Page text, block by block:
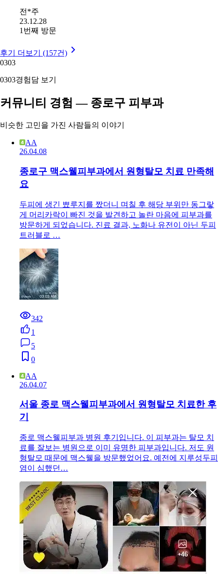
전*주
23.12.28
1번째 방문
후기 더보기 (157건)
0303
0303경험담 보기
커뮤니티 경험 — 종로구 피부과
비슷한 고민을 가진 사람들의 이야기
AA
26.04.08
종로구 맥스웰피부과에서 원형탈모 치료 만족해
요
두피에 생긴 뾰루지를 짰더니 며칠 후 해당 부위만 동그랗
게 머리카락이 빠진 것을 발견하고 놀란 마음에 피부과를
방문하게 되었습니다. 진료 결과, 노화나 유전이 아닌 두피
트러블로 …
342
1
5
0
AA
26.04.07
서울 종로 맥스웰피부과에서 원형탈모 치료한 후
기
종로 맥스웰피부과 병원 후기입니다. 이 피부과는 탈모 치
료를 잘보는 병원으로 이미 유명한 피부과입니다. 저도 원
형탈모 때문에 맥스웰을 방문했었어요. 예전에 지루성두피
염이 심했던…